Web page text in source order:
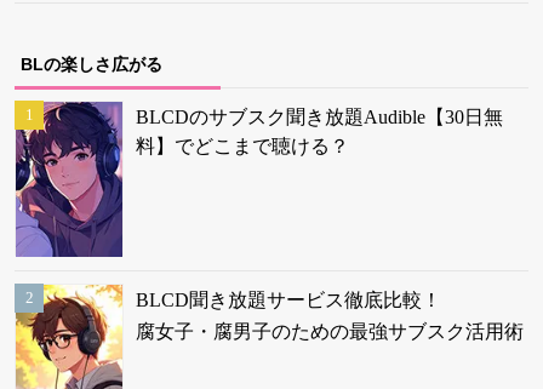
BLの楽しさ広がる
BLCDのサブスク聞き放題Audible【30日無
料】でどこまで聴ける？
BLCD聞き放題サービス徹底比較！
腐女子・腐男子のための最強サブスク活用術